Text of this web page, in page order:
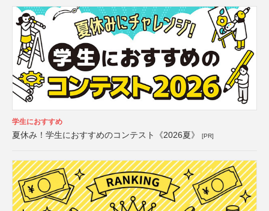
学生におすすめ
夏休み！学生におすすめのコンテスト《2026夏》 [PR]